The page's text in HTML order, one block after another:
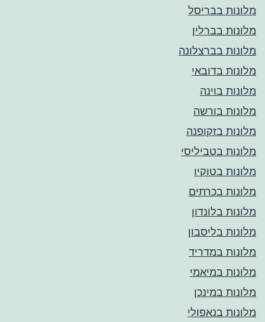
מלונות בבריסל
מלונות בברלין
מלונות בברצלונה
מלונות בדובאי
מלונות בוינה
מלונות בורשה
מלונות בזקופנה
מלונות בטביליסי
מלונות בטוקיו
מלונות בכרתים
מלונות בלונדון
מלונות בליסבון
מלונות במדריד
מלונות במיאמי
מלונות במינכן
מלונות בנאפולי